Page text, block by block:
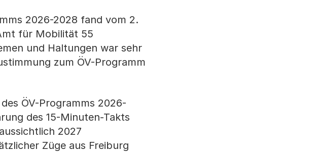
2026-2028 fand vom 2.
für Mobilität 55
und Haltungen war sehr
zum ÖV-Programm
ÖV-Programms 2026-
des 15-Minuten-Takts
2027
Züge aus Freiburg